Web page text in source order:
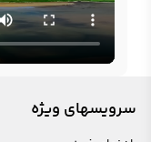
سرویسهای ویژه